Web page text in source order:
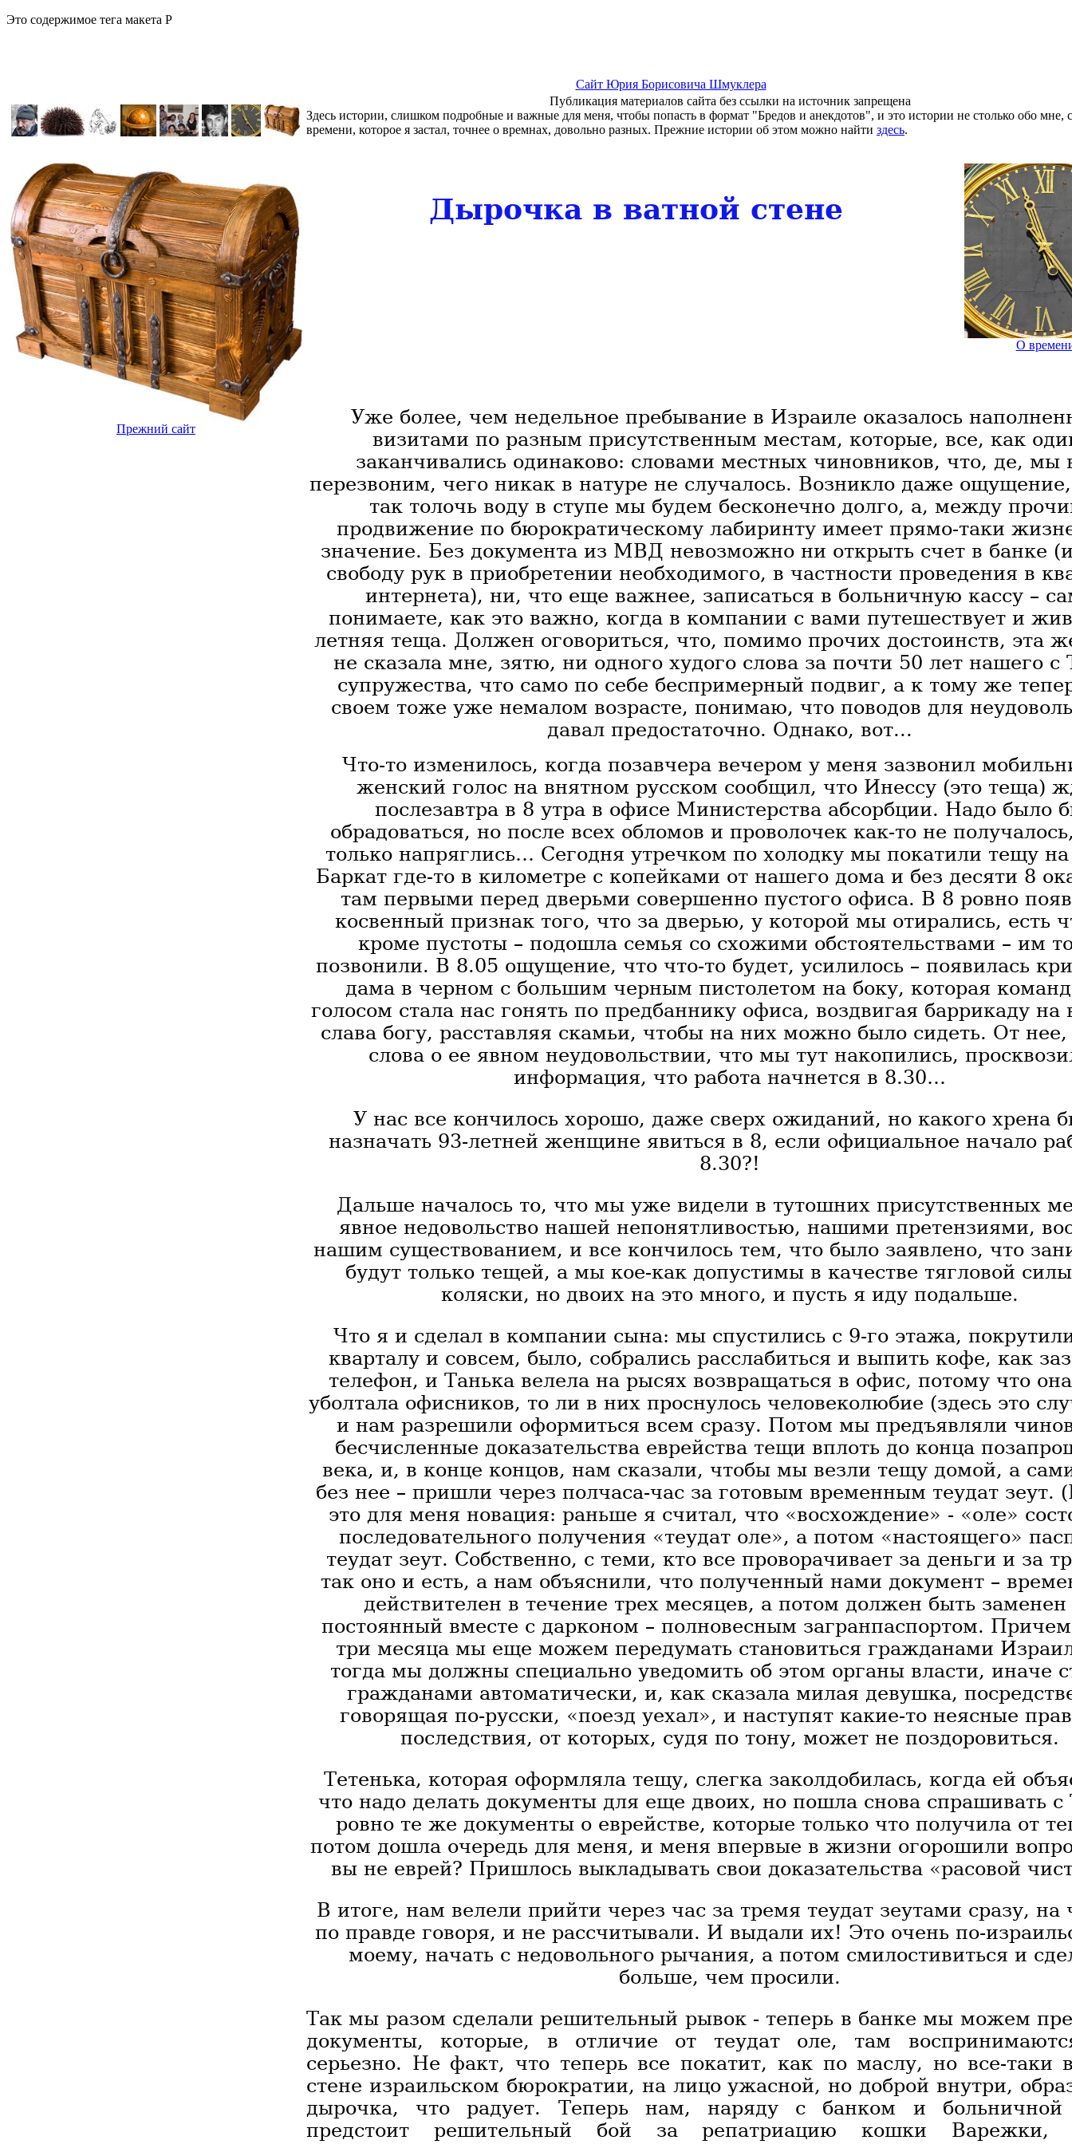
Это содержимое тега макета P
Сайт Юрия Борисовича Шмуклера
Публикация материалов сайта без ссылки на источник запрещена
Здесь истории, слишком подробные и важные для меня, чтобы попасть в формат "Бредов и анекдотов", и это истории не столько обо мне,
времени, которое я застал, точнее о времнах, довольно разных. Прежние истории об этом можно найти здесь.
Прежний сайт
Дырочка в ватной стенe
О
Уже более, чем недельное пребывание в Израиле оказалось
визитами по разным присутственным местам, которые, все, как
заканчивались одинаково: словами местных чиновников, что, де, мы
перезвоним, чего никак в натуре не случалось. Возникло даже
так толочь воду в ступе мы будем бесконечно долго, а, между
продвижение по бюрократическому лабиринту имеет прямо-таки
значение. Без документа из МВД невозможно ни открыть счет в банке
свободу рук в приобретении необходимого, в частности проведения в
интернета), ни, что еще важнее, записаться в больничную кассу –
понимаете, как это важно, когда в компании с вами путешествует и
летняя теща. Должен оговориться, что, помимо прочих достоинств, эта
не сказала мне, зятю, ни одного худого слова за почти 50 лет нашего с
супружества, что само по себе беспримерный подвиг, а к тому же
своем тоже уже немалом возрасте, понимаю, что поводов для
давал предостаточно. Однако, вот...
Что-то изменилось, когда позавчера вечером у меня зазвонил
женский голос на внятном русском сообщил, что Инессу (это теща)
послезавтра в 8 утра в офисе Министерства абсорбции. Надо было
обрадоваться, но после всех обломов и проволочек как-то не
только напряглись… Сегодня утречком по холодку мы покатили тещу
Баркат где-то в километре с копейками от нашего дома и без десяти 8
там первыми перед дверьми совершенно пустого офиса. В 8 ровно
косвенный признак того, что за дверью, у которой мы отирались, есть
кроме пустоты – подошла семья со схожими обстоятельствами – им
позвонили. В 8.05 ощущение, что что-то будет, усилилось – появилась
дама в черном с большим черным пистолетом на боку, которая
голосом стала нас гонять по предбаннику офиса, воздвигая баррикаду на
слава богу, расставляя скамьи, чтобы на них можно было сидеть. От нее,
слова о ее явном неудовольствии, что мы тут накопились,
информация, что работа начнется в 8.30…
У нас все кончилось хорошо, даже сверх ожиданий, но какого хрена
назначать 93-летней женщине явиться в 8, если официальное начало
8.30?!
Дальше началось то, что мы уже видели в тутошних присутственных
явное недовольство нашей непонятливостью, нашими претензиями,
нашим существованием, и все кончилось тем, что было заявлено, что
будут только тещей, а мы кое-как допустимы в качестве тягловой
коляски, но двоих на это много, и пусть я иду подальше.
Что я и сделал в компании сына: мы спустились с 9-го этажа,
кварталу и совсем, было, собрались расслабиться и выпить кофе, как
телефон, и Танька велела на рысях возвращаться в офис, потому что
уболтала офисников, то ли в них проснулось человеколюбие (здесь это
и нам разрешили оформиться всем сразу. Потом мы предъявляли
бесчисленные доказательства еврейства тещи вплоть до конца
века, и, в конце концов, нам сказали, чтобы мы везли тещу домой, а
без нее – пришли через полчаса-час за готовым временным теудат зеут.
это для меня новация: раньше я считал, что «восхождение» - «оле»
последовательного получения «теудат оле», а потом «настоящего»
теудат зеут. Собственно, с теми, кто все проворачивает за деньги и за
так оно и есть, а нам объяснили, что полученный нами документ –
действителен в течение трех месяцев, а потом должен быть заменен
постоянный вместе с дарконом – полновесным загранпаспортом. Причем
три месяца мы еще можем передумать становиться гражданами
тогда мы должны специально уведомить об этом органы власти, иначе
гражданами автоматически, и, как сказала милая девушка,
говорящая по-русски, «поезд уехал», и наступят какие-то неясные
последствия, от которых, судя по тону, может не поздоровиться.
Тетенька, которая оформляла тещу, слегка заколдобилась, когда ей
что надо делать документы для еще двоих, но пошла снова спрашивать с
ровно те же документы о еврействе, которые только что получила от
потом дошла очередь для меня, и меня впервые в жизни огорошили
вы не еврей? Пришлось выкладывать свои доказательства «расовой
В итоге, нам велели прийти через час за тремя теудат зеутами сразу, на
по правде говоря, и не рассчитывали. И выдали их! Это очень по-
моему, начать с недовольного рычания, а потом смилостивиться и
больше, чем просили.
Так мы разом сделали решительный рывок - теперь в банке мы можем
документы, которые, в отличие от теудат оле, там
серьезно. Не факт, что теперь все покатит, как по маслу, но все-таки
стене израильском бюрократии, на лицо ужасной, но доброй внутри,
дырочка, что радует. Теперь нам, наряду с банком и больничной
предстоит решительный бой за репатриацию кошки Варежки,